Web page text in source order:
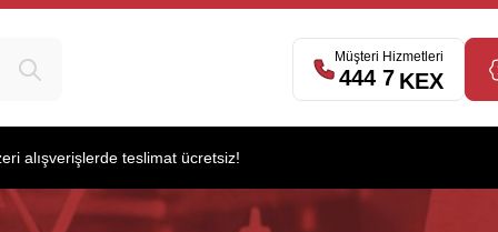
Müşteri Hizmetleri
444 7 539
alışverişlerde teslimat ücretsiz!